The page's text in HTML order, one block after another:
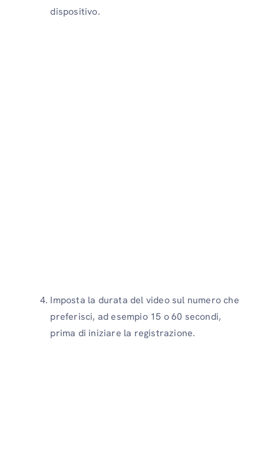
dispositivo.
Imposta la durata del video sul numero che
preferisci, ad esempio 15 o 60 secondi,
prima di iniziare la registrazione.